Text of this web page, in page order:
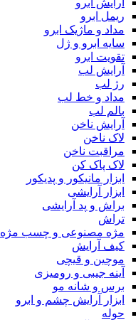
آرایش ابرو
ریمل ابرو
مداد و ماژیک ابرو
سایه ابرو و ژل
تقویت ابرو
آرایش لب
رژ لب
مداد و خط لب
بالم لب
آرایش ناخن
لاک ناخن
مراقبت ناخن
لاک پاک کن
ابزار مانیکور و پدیکور
ابزار آرایشی
براش و پد آرایشی
تراش
مژه مصنوعی و چسب مژه
کیف آرایش
موچین و قیچی
آینه جیبی و رومیزی
برس و شانه مو
ابزار آرایش چشم و ابرو
حوله